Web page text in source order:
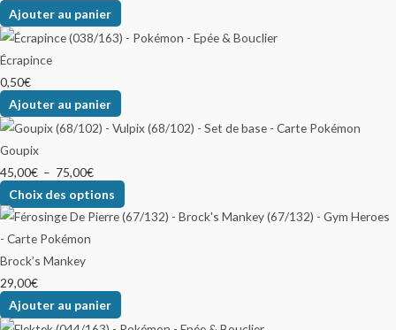
Ajouter au panier
Écrapince
0,50€
Ajouter au panier
Goupix
45,00€ – 75,00€
Choix des options
Brock’s Mankey
29,00€
Ajouter au panier